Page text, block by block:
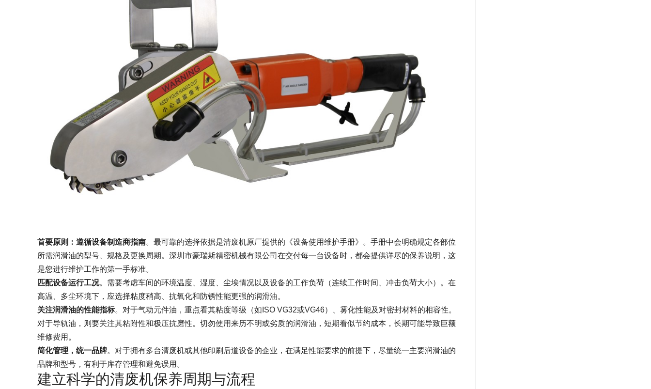
首要原则：遵循设备制造商指南。最可靠的选择依据是清废机原厂提供的《设备使用维护手册》。手册中会明确规定各部位
所需润滑油的型号、规格及更换周期。深圳市豪瑞斯精密机械有限公司在交付每一台设备时，都会提供详尽的保养说明，这
是您进行维护工作的第一手标准。
匹配设备运行工况。需要考虑车间的环境温度、湿度、尘埃情况以及设备的工作负荷（连续工作时间、冲击负荷大小）。在
高温、多尘环境下，应选择粘度稍高、抗氧化和防锈性能更强的润滑油。
关注润滑油的性能指标。对于气动元件油，重点看其粘度等级（如ISO VG32或VG46）、雾化性能及对密封材料的相容性。
对于导轨油，则要关注其粘附性和极压抗磨性。切勿使用来历不明或劣质的润滑油，短期看似节约成本，长期可能导致巨额
维修费用。
简化管理，统一品牌。对于拥有多台清废机或其他印刷后道设备的企业，在满足性能要求的前提下，尽量统一主要润滑油的
品牌和型号，有利于库存管理和避免误用。
建立科学的清废机保养周期与流程